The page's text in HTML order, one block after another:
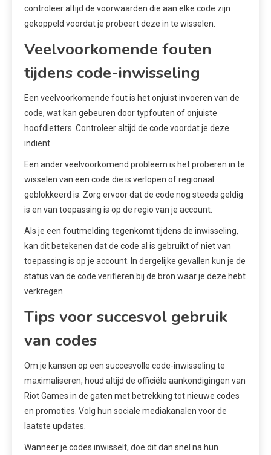
controleer altijd de voorwaarden die aan elke code zijn
gekoppeld voordat je probeert deze in te wisselen.
Veelvoorkomende fouten
tijdens code-inwisseling
Een veelvoorkomende fout is het onjuist invoeren van de
code, wat kan gebeuren door typfouten of onjuiste
hoofdletters. Controleer altijd de code voordat je deze
indient.
Een ander veelvoorkomend probleem is het proberen in te
wisselen van een code die is verlopen of regionaal
geblokkeerd is. Zorg ervoor dat de code nog steeds geldig
is en van toepassing is op de regio van je account.
Als je een foutmelding tegenkomt tijdens de inwisseling,
kan dit betekenen dat de code al is gebruikt of niet van
toepassing is op je account. In dergelijke gevallen kun je de
status van de code verifiëren bij de bron waar je deze hebt
verkregen.
Tips voor succesvol gebruik
van codes
Om je kansen op een succesvolle code-inwisseling te
maximaliseren, houd altijd de officiële aankondigingen van
Riot Games in de gaten met betrekking tot nieuwe codes
en promoties. Volg hun sociale mediakanalen voor de
laatste updates.
Wanneer je codes inwisselt, doe dit dan snel na hun